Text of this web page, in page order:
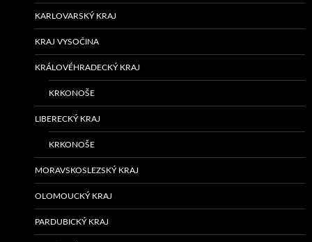
KARLOVARSKÝ KRAJ
KRAJ VYSOČINA
KRÁLOVÉHRADECKÝ KRAJ
KRKONOŠE
LIBERECKÝ KRAJ
KRKONOŠE
MORAVSKOSLEZSKÝ KRAJ
OLOMOUCKÝ KRAJ
PARDUBICKÝ KRAJ